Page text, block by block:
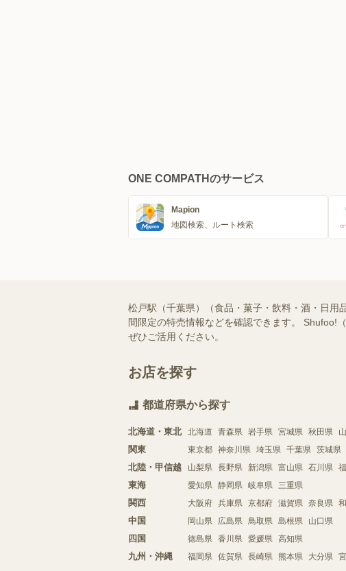
ONE COMPATHのサービス
Mapion
地図検索、ルート検索
松戸駅（千葉県）（食品・菓子・飲料・酒・日用
間限定の特売情報などを確認できます。 Shufoo!
ぜひご活用ください。
お店を探す
都道府県から探す
北海道・東北 北海道 青森県 岩手県 宮城県 秋田県
関東 東京都 神奈川県 埼玉県 千葉県 茨城県
北陸・甲信越 山梨県 長野県 新潟県 富山県 石川県
東海 愛知県 静岡県 岐阜県 三重県
関西 大阪府 兵庫県 京都府 滋賀県 奈良県
中国 岡山県 広島県 鳥取県 島根県 山口県
四国 徳島県 香川県 愛媛県 高知県
九州・沖縄 福岡県 佐賀県 長崎県 熊本県 大分県